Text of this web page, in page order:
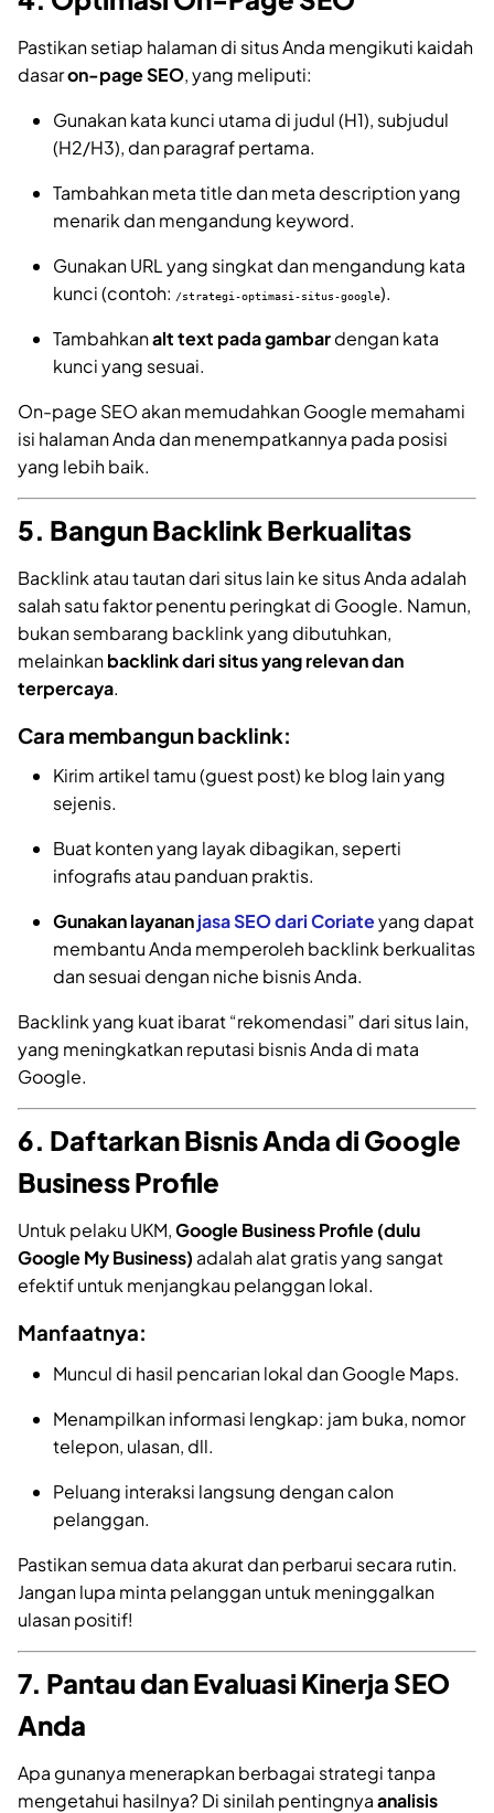
Pastikan setiap halaman di situs Anda mengikuti kaidah
dasaron-page SEO, yang meliputi:
Gunakan kata kunci utama di judul (H1), subjudul
(H2/H3), dan paragraf pertama.
Tambahkan meta title dan meta description yang
menarik dan mengandung keyword.
Gunakan URL yang singkat dan mengandung kata
kunci (contoh: /strategi-optimasi-situs-google).
Tambahkanalt text pada gambardengan kata
kunci yang sesuai.
On-page SEO akan memudahkan Google memahami
isi halaman Anda dan menempatkannya pada posisi
yang lebih baik.
5. Bangun Backlink Berkualitas
Backlink atau tautan dari situs lain ke situs Anda adalah
salah satu faktor penentu peringkat di Google. Namun,
bukan sembarang backlink yang dibutuhkan,
melainkanbacklink dari situs yang relevan dan
terpercaya.
Cara membangun backlink:
Kirim artikel tamu (guest post) ke blog lain yang
sejenis.
Buat konten yang layak dibagikan, seperti
infografis atau panduan praktis.
Gunakan layananjasa SEO dari Coriateyang dapat
membantu Anda memperoleh backlink berkualitas
dan sesuai dengan niche bisnis Anda.
Backlink yang kuat ibarat “rekomendasi” dari situs lain,
yang meningkatkan reputasi bisnis Anda di mata
Google.
6. Daftarkan Bisnis Anda di Google
Business Profile
Untuk pelaku UKM,Google Business Profile (dulu
Google My Business) adalah alat gratis yang sangat
efektif untuk menjangkau pelanggan lokal.
Manfaatnya:
Muncul di hasil pencarian lokal dan Google Maps.
Menampilkan informasi lengkap: jam buka, nomor
telepon, ulasan, dll.
Peluang interaksi langsung dengan calon
pelanggan.
Pastikan semua data akurat dan perbarui secara rutin.
Jangan lupa minta pelanggan untuk meninggalkan
ulasan positif!
7. Pantau dan Evaluasi Kinerja SEO
Anda
Apa gunanya menerapkan berbagai strategi tanpa
mengetahui hasilnya? Di sinilah pentingnyaanalisis